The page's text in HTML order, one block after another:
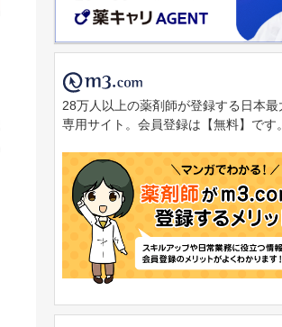
28万人以上の薬剤師が登録する日本
専用サイト。会員登録は【無料】です。